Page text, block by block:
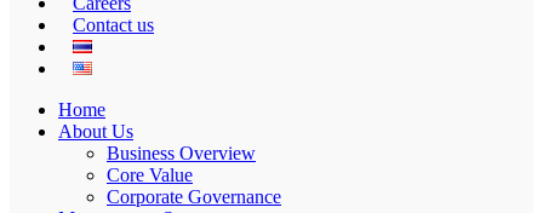
Contact us
Home
About Us
Business Overview
Core Value
Corporate Governance